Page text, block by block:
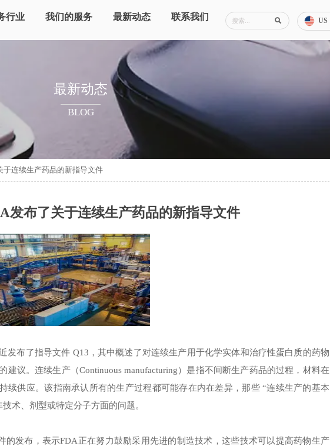
行业 我们的服务 最新动态 联系我们  US
最新动态
BLOG
于连续生产药品的新指导文件
发布了关于连续生产药品的新指导文件
发布了指导文件 Q13，其中概述了对连续生产用于化学实体和治疗性蛋白质的药物
建议。连续生产（Continuous manufacturing）是指不间断生产药品的过程，材料在
续供应。该指南承认所有的生产过程都可能存在内在差异，那些 “连续生产的基本
术、剂型或特定分子方面的问题。
的发布，表示FDA正在努力鼓励采用先进的制造技术，这些技术可以提高药物生产